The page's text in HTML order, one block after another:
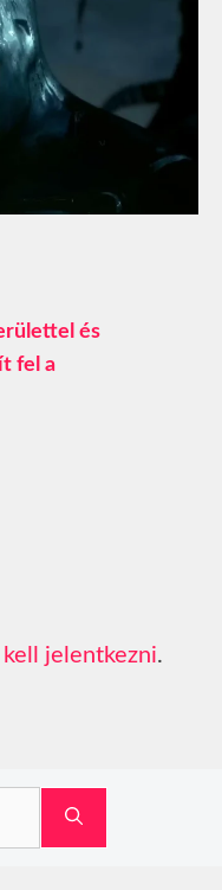
és
fel a
kell jelentkezni.